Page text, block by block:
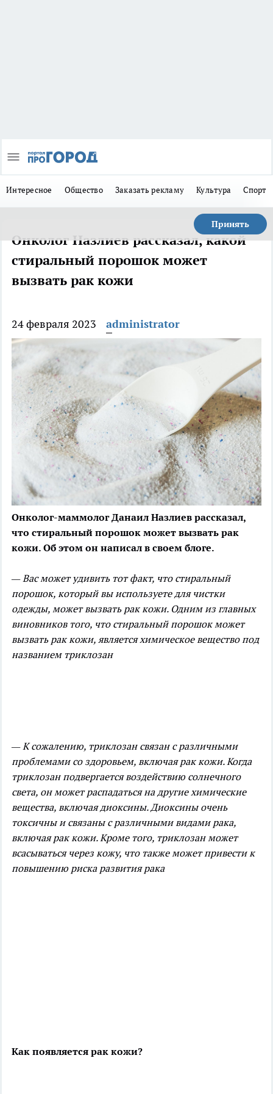
Интересное Общество Заказать рекламу Культура Спорт
Принять
Онколог Назлиев рассказал, какой
стиральный порошок может
вызвать рак кожи
24 февраля 2023 administrator
Онколог-маммолог Данаил Назлиев рассказал,
что стиральный порошок может вызвать рак
кожи. Об этом он написал в своем блоге.
— Вас может удивить тот факт, что стиральный
порошок, который вы используете для чистки
одежды, может вызвать рак кожи. Одним из главных
виновников того, что стиральный порошок может
вызвать рак кожи, является химическое вещество под
названием триклозан
— К сожалению, триклозан связан с различными
проблемами со здоровьем, включая рак кожи. Когда
триклозан подвергается воздействию солнечного
света, он может распадаться на другие химические
вещества, включая диоксины. Диоксины очень
токсичны и связаны с различными видами рака,
включая рак кожи. Кроме того, триклозан может
всасываться через кожу, что также может привести к
повышению риска развития рака
Как появляется рак кожи?